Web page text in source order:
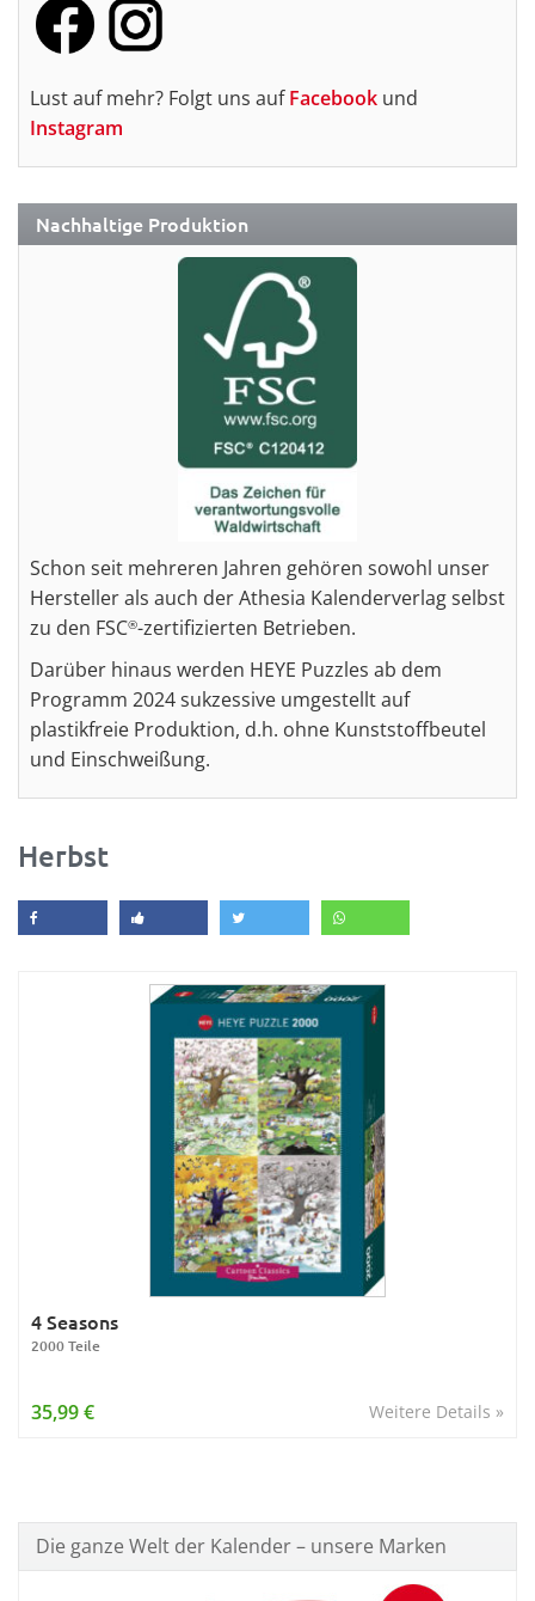
Lust auf mehr? Folgt uns aufFacebook und
Instagram
Nachhaltige Produktion
Schon seit mehreren Jahren gehören sowohl unser
Hersteller als auch der Athesia Kalenderverlag selbst
zu den FSC®-zertifizierten Betrieben.
Darüber hinaus werden HEYE Puzzles ab dem
Programm 2024 sukzessive umgestellt auf
plastikfreie Produktion, d.h. ohne Kunststoffbeutel
und Einschweißung.
Herbst
4 Seasons
2000 Teile
Weitere Details »
35,99 €
Die ganze Welt der Kalender – unsere Marken